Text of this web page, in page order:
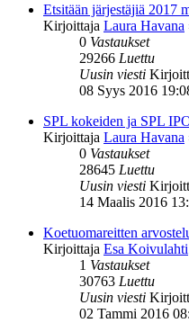
Etsitään järjestäjiä 2017
Kirjoittaja Laura Havana
0 Vastaukset
29266 Luettu
Uusin viesti
08 Syys 2016
SPL kokeiden ja SPL
Kirjoittaja Laura Havana
0 Vastaukset
28645 Luettu
Uusin viesti
14 Maalis 2016
Koetuomareitten
Kirjoittaja Esa Koivulahti
1 Vastaukset
30763 Luettu
Uusin viesti
02 Tammi 2016